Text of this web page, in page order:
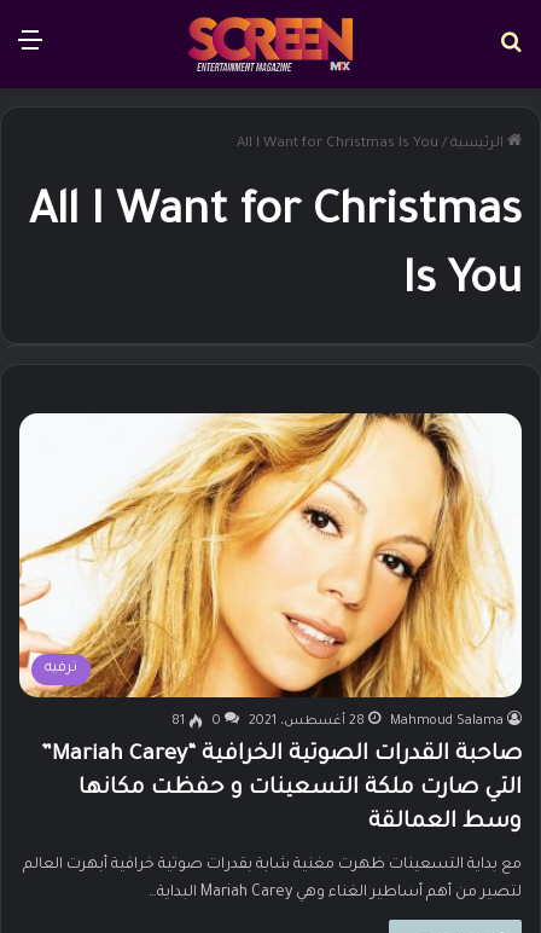
الرئيسية /
All I Want for Christmas Is You
All I Want for Christmas
Is You
ترفيه
Mahmoud Salama 28 أغسطس، 2021 0
81
صاحبة القدرات الصوتية الخرافية “Mariah Carey”
التي صارت ملكة التسعينات و حفظت مكانها
وسط العمالقة
مع بداية التسعينات ظهرت مغنية شابة بقدرات صوتية خرافية أبهرت العالم
لتصير من أهم أساطير الغناء وهي Mariah Carey البداية…